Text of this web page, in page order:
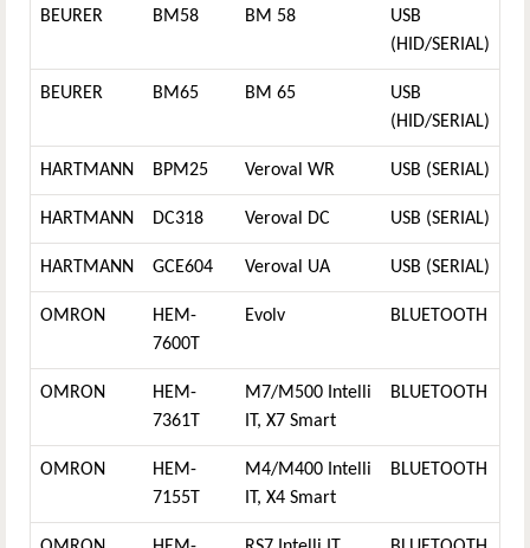
BEURER BM58 BM 58
USB
(HID/SERIAL)
BEURER BM65 BM 65
USB
(HID/SERIAL)
HARTMANN BPM25 Veroval WR USB (SERIAL)
HARTMANN DC318 Veroval DC USB (SERIAL)
HARTMANN GCE604 Veroval UA USB (SERIAL)
OMRON
HEM-
7600T
Evolv BLUETOOTH
OMRON
HEM-
7361T
M7/M500 Intelli
IT, X7 Smart
BLUETOOTH
OMRON
HEM-
7155T
M4/M400 Intelli
IT, X4 Smart
BLUETOOTH